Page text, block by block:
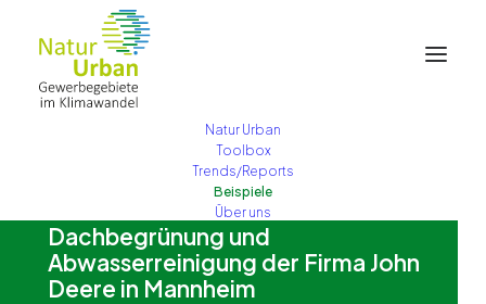
Natur Urban
Toolbox
Trends/Reports
Beispiele
Über uns
John Deere, Mannheim
Dachbegrünung und
Abwasserreinigung der Firma John
Deere in Mannheim